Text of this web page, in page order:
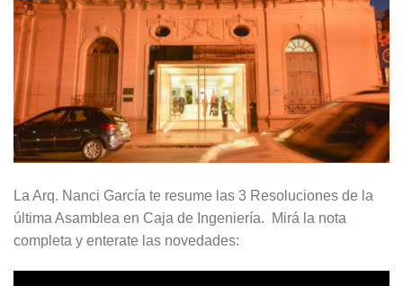
La Arq. Nanci García te resume las 3 Resoluciones de la
última Asamblea en Caja de Ingeniería. Mirá la nota
completa y enterate las novedades: